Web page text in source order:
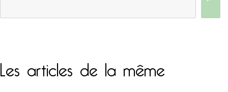
Les articles de la même